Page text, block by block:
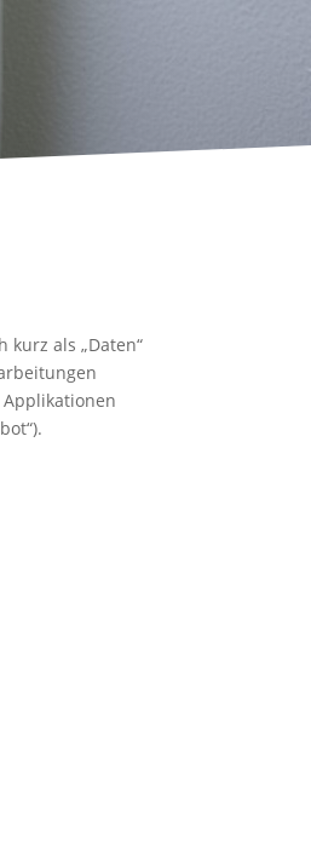
als „Daten“